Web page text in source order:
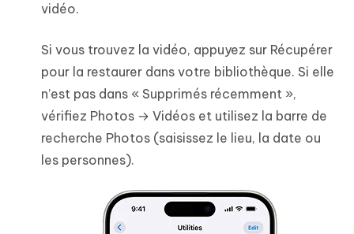
vidéo.
Si vous trouvez la vidéo, appuyez sur Récupérer
pour la restaurer dans votre bibliothèque. Si elle
n’est pas dans « Supprimés récemment »,
vérifiez Photos → Vidéos et utilisez la barre de
recherche Photos (saisissez le lieu, la date ou
les personnes).